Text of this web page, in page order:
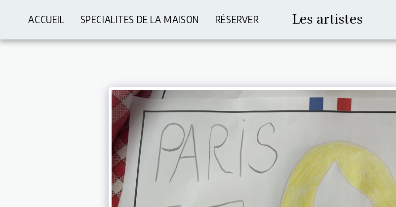
ACCUEIL SPECIALITES DE LA MAISON RÉSERVER Les artistes